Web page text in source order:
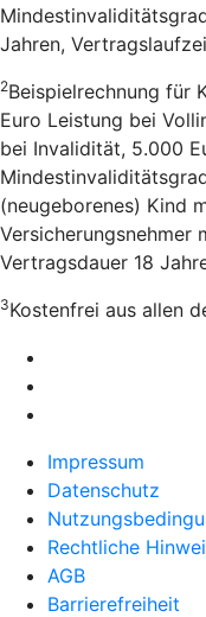
Jahren,
2Beispielrechnung für
Euro Leistung bei
bei Invalidität, 5.000
(neugeborenes) Kind
Versicherungsnehmer
Vertragsdauer 18
3Kostenfrei aus allen
Impressum
Datenschutz
Rechtliche
AGB
Barrierefreiheit